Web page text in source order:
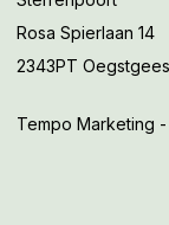
Rosa Spierlaan 14
2343PT
Tempo Marketing